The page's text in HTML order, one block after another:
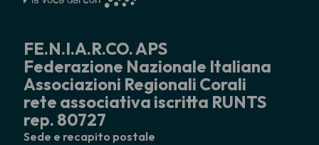
FE.N.I.A.R.CO. APS
Federazione Nazionale Italiana
Associazioni Regionali Corali
rete associativa iscritta RUNTS
rep. 80727
Sede e recapito postale